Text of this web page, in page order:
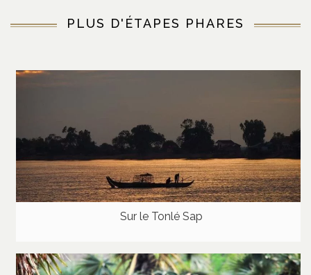
PLUS D'ÉTAPES PHARES
Sur le Tonlé Sap